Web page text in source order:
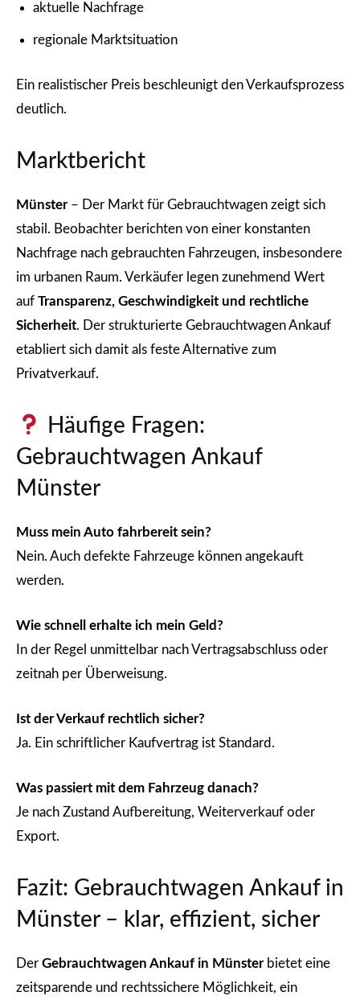
aktuelle Nachfrage
regionale Marktsituation
Ein realistischer Preis beschleunigt den Verkaufsprozess
deutlich.
Marktbericht
Münster– Der Markt für Gebrauchtwagen zeigt sich
stabil. Beobachter berichten von einer konstanten
Nachfrage nach gebrauchten Fahrzeugen, insbesondere
im urbanen Raum. Verkäufer legen zunehmend Wert
auf Transparenz, Geschwindigkeit und rechtliche
Sicherheit. Der strukturierte Gebrauchtwagen Ankauf
etabliert sich damit als feste Alternative zum
Privatverkauf.
Häufige Fragen:
Gebrauchtwagen Ankauf
Münster
Muss mein Auto fahrbereit sein?
Nein. Auch defekte Fahrzeuge können angekauft
werden.
Wie schnell erhalte ich mein Geld?
In der Regel unmittelbar nach Vertragsabschluss oder
zeitnah per Überweisung.
Ist der Verkauf rechtlich sicher?
Ja. Ein schriftlicher Kaufvertrag ist Standard.
Was passiert mit dem Fahrzeug danach?
Je nach Zustand Aufbereitung, Weiterverkauf oder
Export.
Fazit: Gebrauchtwagen Ankauf in
Münster – klar, effizient, sicher
Der Gebrauchtwagen Ankauf in Münsterbietet eine
zeitsparende und rechtssichere Möglichkeit, ein